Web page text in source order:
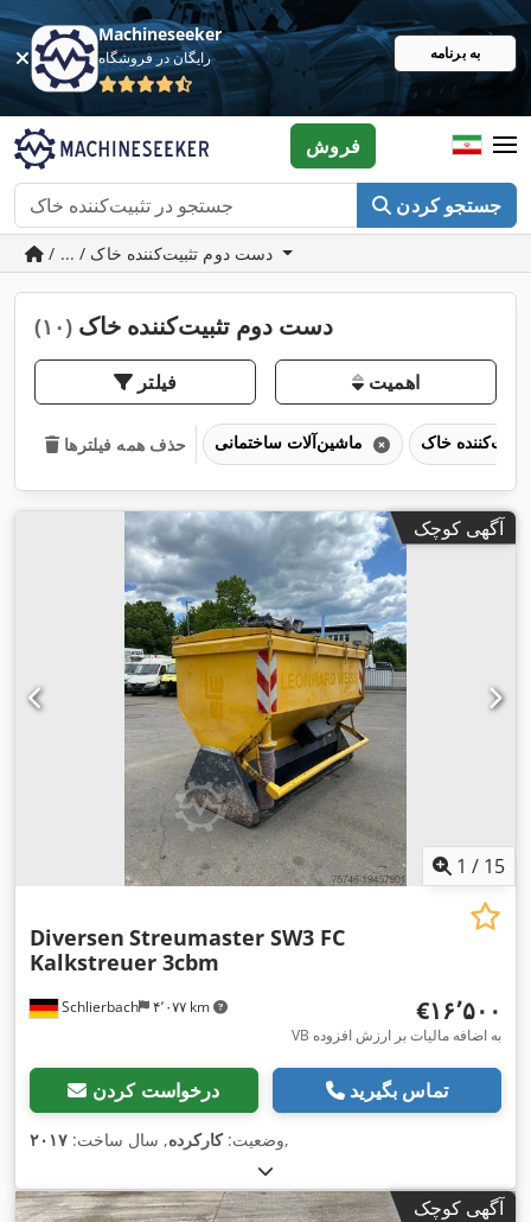
Machineseeker
رایگان در فروشگاه به برنامه
جستجو کردن
فروش
دست دوم تثبیت‌کننده خاک (۱۰)
فیلتر اهمیت
حذف همه فیلترها
آگهی کوچک
1 / 15
Schlierbach ۴٬۰۷۷ km
Diversen Streumaster SW3 FC
Kalkstreuer 3cbm
‎€۱۶٬۵۰۰
VB به اضافه مالیات بر ارزش افزوده
درخواست کردن تماس بگیرید
وضعیت:کارکرده, سال ساخت: ۲۰۱۷ ,
آگهی کوچک